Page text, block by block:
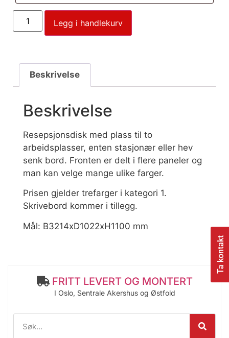
Ta kontakt
Legg i handlekurv
Beskrivelse
Beskrivelse
Resepsjonsdisk med plass til to
arbeidsplasser, enten stasjonær eller hev
senk bord. Fronten er delt i flere paneler og
man kan velge mange ulike farger.
Prisen gjelder trefarger i kategori 1.
Skrivebord kommer i tillegg.
Mål: B3214xD1022xH1100 mm
FRITT LEVERT OG MONTERT
I Oslo, Sentrale Akershus og Østfold